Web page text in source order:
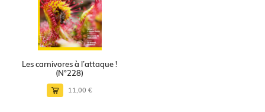
Les carnivores à l’attaque !
(N°228)
11,00 €